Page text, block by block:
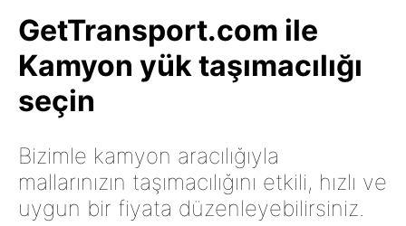
GetTransport.com ile
Kamyon yük taşımacılığı
seçin
Bizimle kamyon aracılığıyla
mallarınızın taşımacılığını etkili, hızlı ve
uygun bir fiyata düzenleyebilirsiniz.